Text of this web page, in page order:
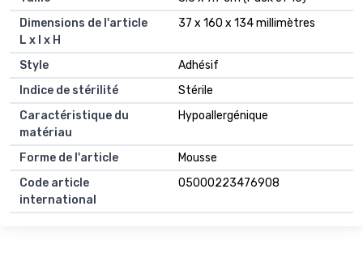
Dimensions de l'article
L x l x H
37 x 160 x 134 millimètres
Style
Adhésif
Indice de stérilité
Stérile
Caractéristique du
matériau
Hypoallergénique
Forme de l'article
Mousse
Code article
international
05000223476908